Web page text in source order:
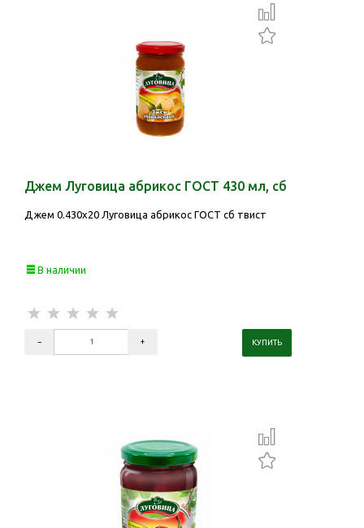
Джем Луговица абрикос ГОСТ 430 мл, сб
Джем 0.430х20 Луговица абрикос ГОСТ сб твист
В наличии